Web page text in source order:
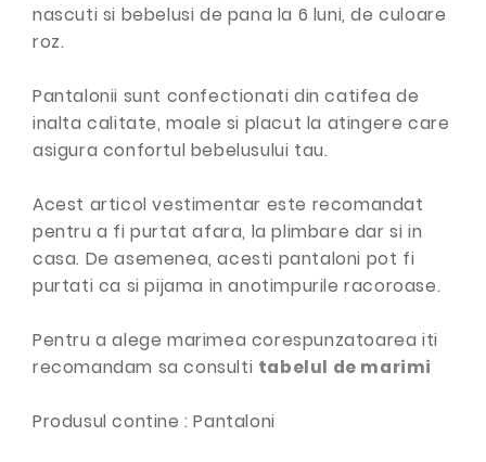
nascuti si bebelusi de pana la 6 luni, de culoare
roz.
Pantalonii sunt confectionati din catifea de
inalta calitate, moale si placut la atingere care
asigura confortul bebelusului tau.
Acest articol vestimentar este recomandat
pentru a fi purtat afara, la plimbare dar si in
casa. De asemenea, acesti pantaloni pot fi
purtati ca si pijama in anotimpurile racoroase.
Pentru a alege marimea corespunzatoarea iti
recomandam sa consulti tabelul de marimi
Produsul contine : Pantaloni